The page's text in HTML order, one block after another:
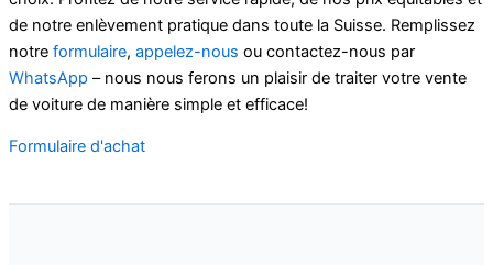
de notre enlèvement pratique dans toute la Suisse. Remplissez
notre formulaire, appelez-nous ou contactez-nous par
WhatsApp – nous nous ferons un plaisir de traiter votre vente
de voiture de manière simple et efficace!
Formulaire d'achat